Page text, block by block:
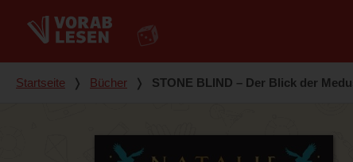
Du bist hier
Startseite ❭ Bücher ❭ STONE BLIND – Der Blick der